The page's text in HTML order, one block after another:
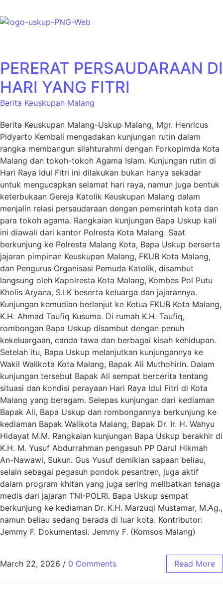
PERERAT PERSAUDARAAN DI
HARI YANG FITRI
Berita Keuskupan Malang
Berita Keuskupan Malang-Uskup Malang, Mgr. Henricus
Pidyarto Kembali mengadakan kunjungan rutin dalam
rangka membangun silahturahmi dengan Forkopimda Kota
Malang dan tokoh-tokoh Agama Islam. Kunjungan rutin di
Hari Raya Idul Fitri ini dilakukan bukan hanya sekadar
untuk mengucapkan selamat hari raya, namun juga bentuk
keterbukaan Gereja Katolik Keuskupan Malang dalam
menjalin relasi persaudaraan dengan pemerintah kota dan
para tokoh agama. Rangkaian kunjungan Bapa Uskup kali
ini diawali dari kantor Polresta Kota Malang. Saat
berkunjung ke Polresta Malang Kota, Bapa Uskup berserta
jajaran pimpinan Keuskupan Malang, FKUB Kota Malang,
dan Pengurus Organisasi Pemuda Katolik, disambut
langsung oleh Kapolresta Kota Malang, Kombes Pol Putu
Kholis Aryana, S.I.K beserta keluarga dan jajarannya.
Kunjungan kemudian berlanjut ke Ketua FKUB Kota Malang,
K.H. Ahmad Taufiq Kusuma. Di rumah K.H. Taufiq,
rombongan Bapa Uskup disambut dengan penuh
kekeluargaan, canda tawa dan berbagai kisah kehidupan.
Setelah itu, Bapa Uskup melanjutkan kunjungannya ke
Wakil Walikota Kota Malang, Bapak Ali Muthohirin. Dalam
kunjungan tersebut Bapak Ali sempat bercerita tentang
situasi dan kondisi perayaan Hari Raya Idul Fitri di Kota
Malang yang beragam. Selepas kunjungan dari kediaman
Bapak Ali, Bapa Uskup dan rombongannya berkunjung ke
kediaman Bapak Walikota Malang, Bapak Dr. Ir. H. Wahyu
Hidayat M.M. Rangkaian kunjungan Bapa Uskup berakhir di
K.H. M. Yusuf Abdurrahman pengasuh PP Darul Hikmah
An-Nawawi, Sukun. Gus Yusuf demikian sapaan beliau,
selain sebagai pegasuh pondok pesantren, juga aktif
dalam program khitan yang juga sering melibatkan tenaga
medis dari jajaran TNI-POLRI. Bapa Uskup sempat
berkunjung ke kediaman Dr. K.H. Marzuqi Mustamar, M.Ag.,
namun beliau sedang berada di luar kota. Kontributor:
Jemmy F. Dokumentasi: Jemmy F. (Komsos Malang)
March 22, 2026 / 0 Comments Read More